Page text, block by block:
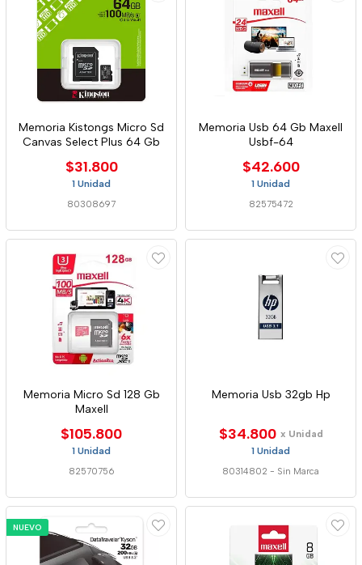
Memoria Kistongs Micro Sd
Canvas Select Plus 64 Gb
$31.800
1 Unidad
80308697
Memoria Usb 64 Gb Maxell
Usbf-64
$42.600
1 Unidad
82575472
Memoria Micro Sd 128 Gb
Maxell
$105.800
1 Unidad
82570756
Memoria Usb 32gb Hp
$34.800 x Unidad
1 Unidad
80314802 - Sin Marca
NUEVO